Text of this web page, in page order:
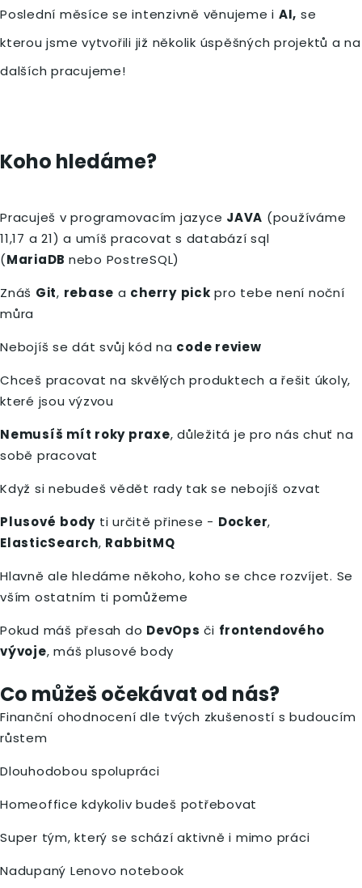
Poslední měsíce se intenzivně věnujeme i AI, se
kterou jsme vytvořili již několik úspěšných projektů a na
dalších pracujeme!
Koho hledáme?
Pracuješ v programovacím jazyce JAVA (používáme
11,17 a 21) a umíš pracovat s databází sql
(MariaDB nebo PostreSQL)
Znáš Git, rebase a cherry pick pro tebe není noční
můra
Nebojíš se dát svůj kód na code review
Chceš pracovat na skvělých produktech a řešit úkoly,
které jsou výzvou
Nemusíš mít roky praxe, důležitá je pro nás chuť na
sobě pracovat
Když si nebudeš vědět rady tak se nebojíš ozvat
Plusové body ti určitě přinese - Docker,
ElasticSearch, RabbitMQ
Hlavně ale hledáme někoho, koho se chce rozvíjet. Se
vším ostatním ti pomůžeme
Pokud máš přesah do DevOps či frontendového
vývoje, máš plusové body
Co můžeš očekávat od nás?
Finanční ohodnocení dle tvých zkušeností s budoucím
růstem
Dlouhodobou spolupráci
Homeoffice kdykoliv budeš potřebovat
Super tým, který se schází aktivně i mimo práci
Nadupaný Lenovo notebook